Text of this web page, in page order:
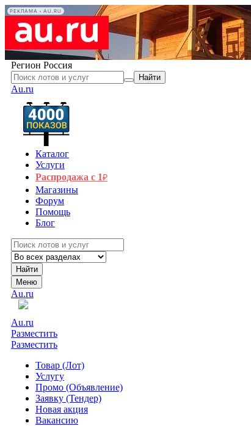
РЕКЛАМА • AU.RU
Регион Россия
Найти
Au.ru
Каталог
Услуги
Распродажа с 1₽
Магазины
Форум
Помощь
Блог
Найти
Меню
Au.ru
Au.ru
Разместить
Разместить
Товар (Лот)
Услугу
Промо (Объявление)
Заявку (Тендер)
Новая акция
Вакансию